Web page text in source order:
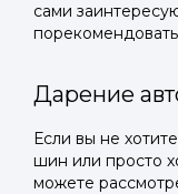
сами
Дарение
Если вы не
шин или просто
можете